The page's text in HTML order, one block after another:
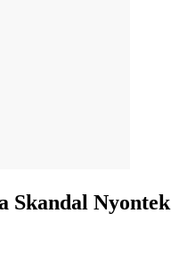
Skandal Nyontek